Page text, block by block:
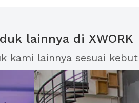
lainnya di XWORK
kami lainnya sesuai